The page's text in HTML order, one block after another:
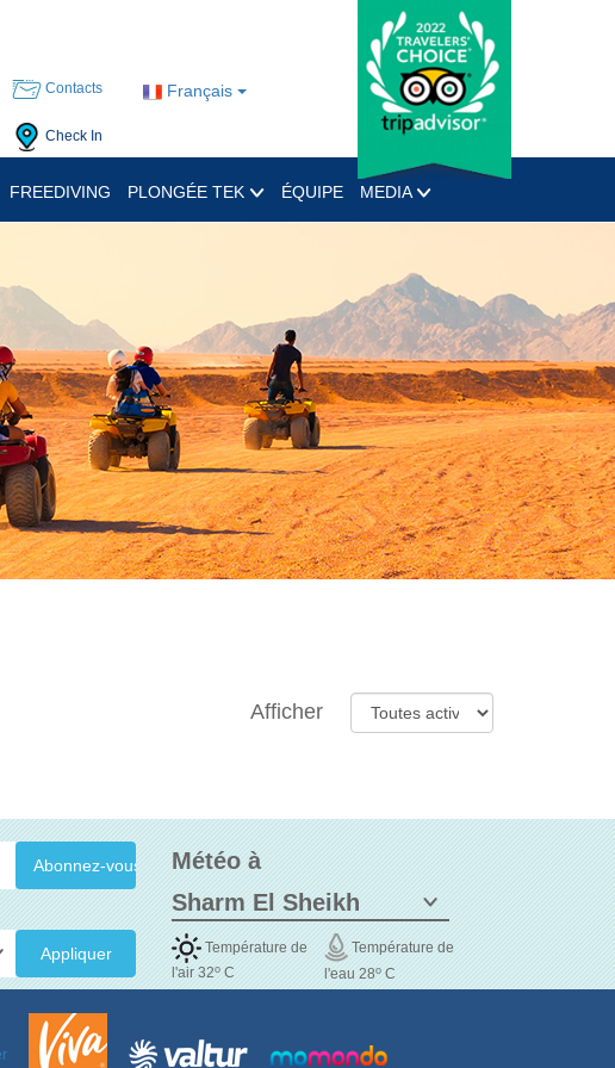
Français
Contacts
Check In
FREEDIVING PLONGÉE TEK ÉQUIPE MEDIA
Afficher
Appliquer
Météo à
Température de
l'air 32o C
Température de
l'eau 28oC